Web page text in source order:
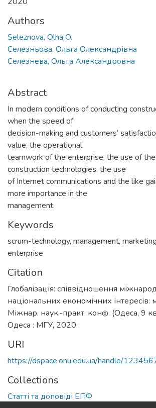
Authors
Seleznova, Olha O.
Селезньова, Ольга Олександрівна
Селезнева, Ольга Александровна
Abstract
In modern conditions of conducting
when the speed of
decision-making and customers’
value, the operational
teamwork of the enterprise, the use of
construction technologies, the use
of Internet communications and the like
more importance in the
management.
Keywords
scrum-technology, management, marketing
enterprise
Citation
Глобалізація: співвідношення
національних економічних інтересів:
Міжнар. наук.-практ. конф. (Одеса, 9
Одеса : МГУ, 2020.
URI
https://dspace.onu.edu.ua/handle/
Collections
Статті та доповіді ЕПФ